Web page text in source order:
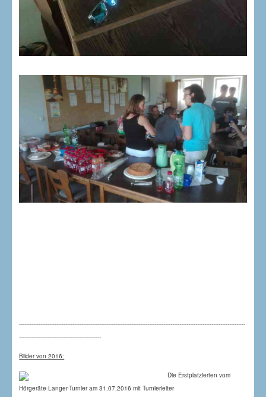
-------------------------------------------------------------------------------------------------------------------------------
----------------------------------------------
Bilder von 2016:
Die Erstplatzierten vom
Hörgeräte-Langer-Turnier am 31.07.2016 mit Turnierleiter